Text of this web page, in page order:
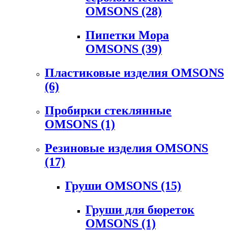
OMSONS (28)
Пипетки Мора
OMSONS (39)
Пластиковые изделия OMSONS
(6)
Пробирки стеклянные
OMSONS (1)
Резиновые изделия OMSONS
(17)
Груши OMSONS (15)
Груши для бюреток
OMSONS (1)